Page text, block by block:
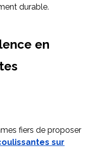
durable.
en
fiers de proposer
sur